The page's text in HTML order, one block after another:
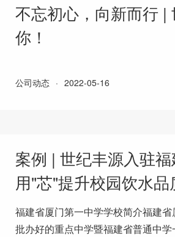
不忘初心，向新而行 |
你！
公司动态 · 2022-05-16
案例 | 世纪丰源入驻
用"芯"提升校园饮水品
福建省厦门第一中学学校简介福建
批办好的重点中学暨福建省普通中